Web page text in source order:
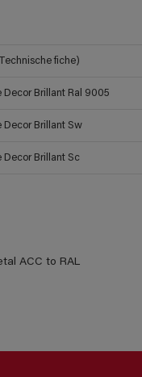
fiche)
Decor Brillant Ral 9005
Decor Brillant Sw
Decor Brillant Sc
ACC to RAL